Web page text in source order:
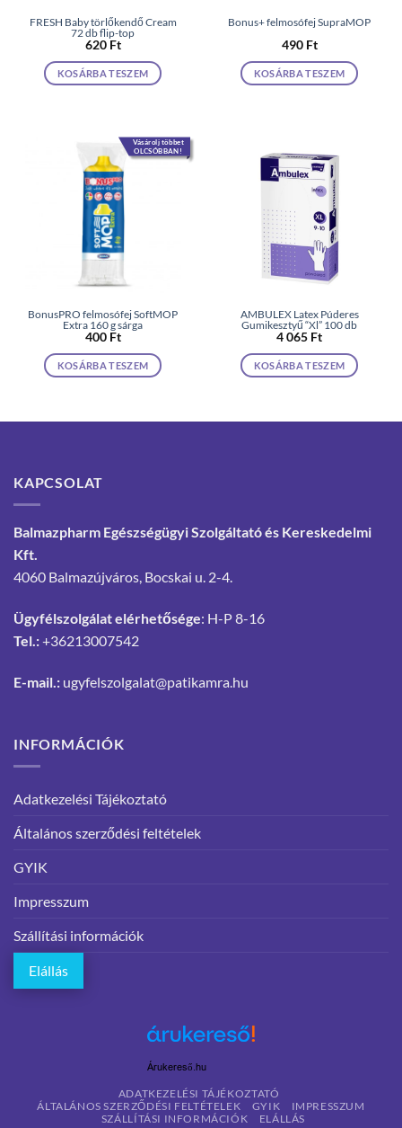
FRESH Baby törlőkendő Cream
72 db flip-top
620 Ft
KOSÁRBA TESZEM
Bonus+ felmosófej SupraMOP
490 Ft
KOSÁRBA TESZEM
Vásárolj többet
OLCSÓBBAN!
BonusPRO felmosófej SoftMOP
Extra 160 g sárga
400 Ft
KOSÁRBA TESZEM
AMBULEX Latex Púderes
Gumikesztyű “Xl” 100 db
4 065 Ft
KOSÁRBA TESZEM
KAPCSOLAT
Balmazpharm Egészségügyi Szolgáltató és Kereskedelmi
Kft.
4060 Balmazújváros, Bocskai u. 2-4.
Ügyfélszolgálat elérhetősége: H-P 8-16
Tel.:+36213007542
E-mail.: ugyfelszolgalat@patikamra.hu
INFORMÁCIÓK
Adatkezelési Tájékoztató
Általános szerződési feltételek
GYIK
Impresszum
Szállítási információk
Elállás
Árukereső.hu
ADATKEZELÉSI TÁJÉKOZTATÓ
ÁLTALÁNOS SZERZŐDÉSI FELTÉTELEK
GYIK
IMPRESSZUM
SZÁLLÍTÁSI INFORMÁCIÓK
ELÁLLÁS